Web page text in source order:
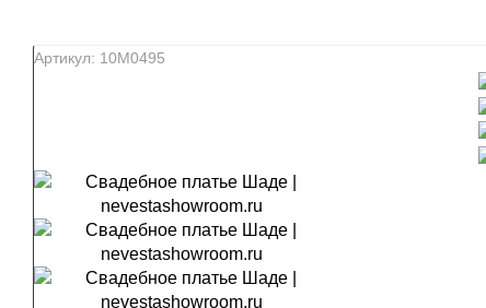
Артикул: 10М0495